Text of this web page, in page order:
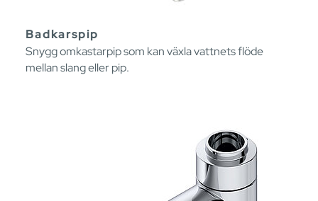
Badkarspip
Snygg omkastarpip som kan växla vattnets flöde
mellan slang eller pip.